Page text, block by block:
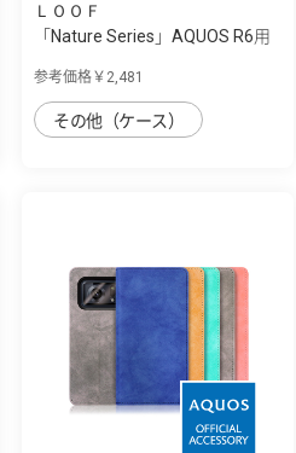
ＬＯＯＦ
「Nature Series」AQUOS R6用
参考価格￥2,481
その他（ケース）